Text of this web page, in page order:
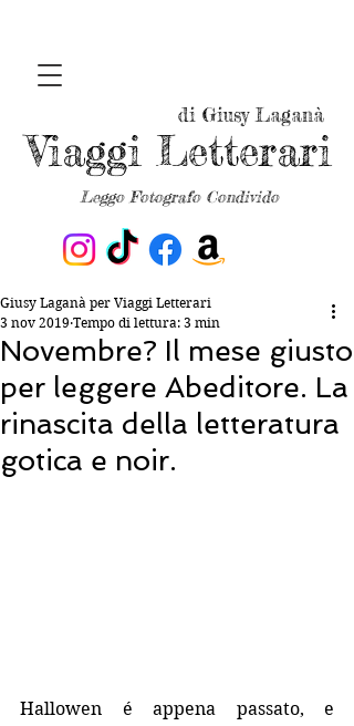
Leggo Fotografo Condivido
Viaggi Letterari
di Giusy Laganà
Novembre? Il mese giusto
per leggere Abeditore. La
rinascita della letteratura
gotica e noir.
Giusy Laganà per Viaggi Letterari
3 nov 2019 Tempo di lettura: 3 min
Hallowen é appena passato, e